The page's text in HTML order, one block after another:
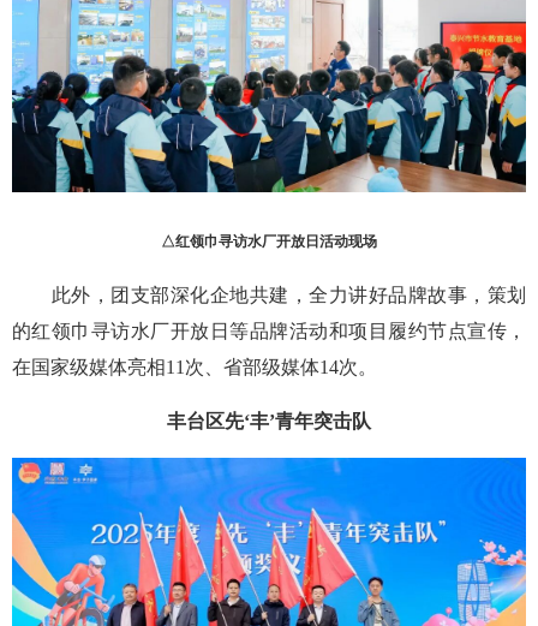
△红领巾寻访水厂开放日活动现场
此外，团支部深化企地共建，全力讲好品牌故事，策划
的红领巾寻访水厂开放日等品牌活动和项目履约节点宣传，
在国家级媒体亮相11次、省部级媒体14次。
丰台区先‘丰’青年突击队